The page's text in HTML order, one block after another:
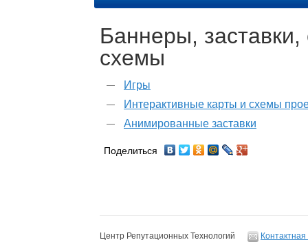
Баннеры,
схемы
Игры
Интерактивные карты и схемы
Анимированные заставки
Поделиться
Центр Репутационных Технологий